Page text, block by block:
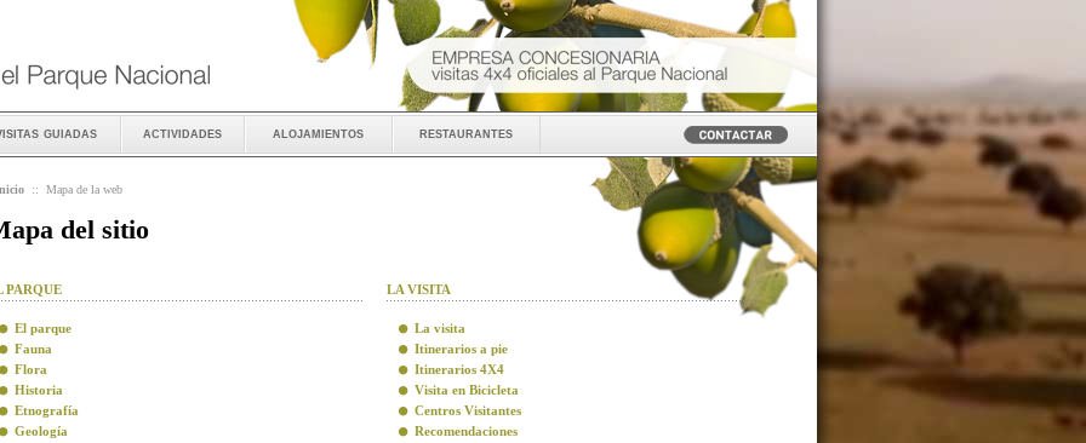
guiadas actividades alojamientos restaurantes
:: Mapa de la web
del sitio
PARQUE
El parque
Fauna
Flora
Historia
Etnografía
Geología
LA VISITA
La visita
Itinerarios a pie
Itinerarios 4X4
Visita en Bicicleta
Centros Visitantes
Recomendaciones